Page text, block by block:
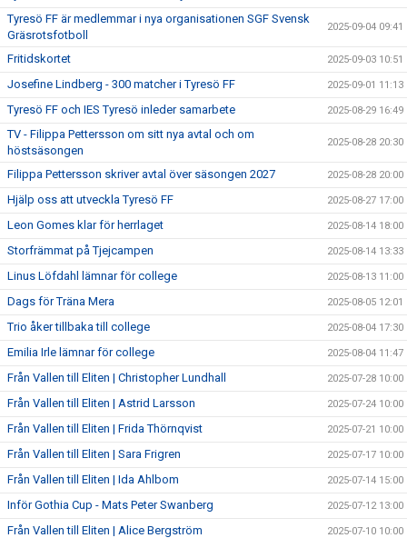
Tyresö FF är medlemmar i nya organisationen SGF Svensk
Gräsrotsfotboll
2025-09-04 09:41
Fritidskortet 2025-09-03 10:51
Josefine Lindberg - 300 matcher i Tyresö FF 2025-09-01 11:13
Tyresö FF och IES Tyresö inleder samarbete 2025-08-29 16:49
TV - Filippa Pettersson om sitt nya avtal och om
höstsäsongen
2025-08-28 20:30
Filippa Pettersson skriver avtal över säsongen 2027 2025-08-28 20:00
Hjälp oss att utveckla Tyresö FF 2025-08-27 17:00
Leon Gomes klar för herrlaget 2025-08-14 18:00
Storfrämmat på Tjejcampen 2025-08-14 13:33
Linus Löfdahl lämnar för college 2025-08-13 11:00
Dags för Träna Mera 2025-08-05 12:01
Trio åker tillbaka till college 2025-08-04 17:30
Emilia Irle lämnar för college 2025-08-04 11:47
Från Vallen till Eliten | Christopher Lundhall 2025-07-28 10:00
Från Vallen till Eliten | Astrid Larsson 2025-07-24 10:00
Från Vallen till Eliten | Frida Thörnqvist 2025-07-21 10:00
Från Vallen till Eliten | Sara Frigren 2025-07-17 10:00
Från Vallen till Eliten | Ida Ahlbom 2025-07-14 15:00
Inför Gothia Cup - Mats Peter Swanberg 2025-07-12 13:00
Från Vallen till Eliten | Alice Bergström 2025-07-10 10:00